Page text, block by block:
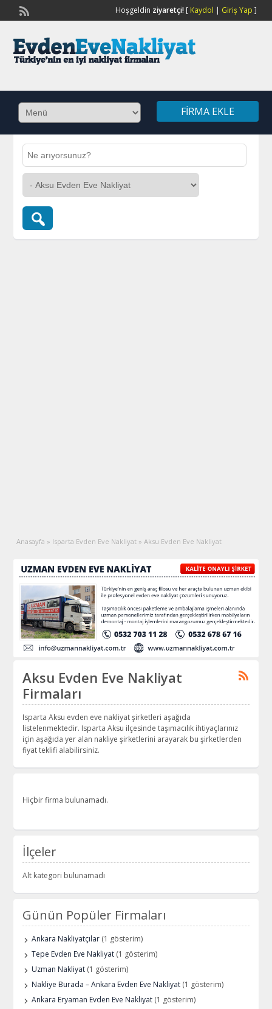
Hoşgeldin ziyaretçi![ Kaydol | Giriş Yap ]
FIRMA EKLE
Anasayfa » Isparta Evden Eve Nakliyat » Aksu Evden Eve Nakliyat
Aksu Evden Eve Nakliyat
Firmaları
Isparta Aksu evden eve nakliyat şirketleri aşağıda
listelenmektedir. Isparta Aksu ilçesinde taşımacılık ihtiyaçlarınız
için aşağıda yer alan nakliye şirketlerini arayarak bu şirketlerden
fiyat teklifi alabilirsiniz.
Hiçbir firma bulunamadı.
İlçeler
Alt kategori bulunamadı
Günün Popüler Firmaları
Ankara Nakliyatçılar (1 gösterim)
Tepe Evden Eve Nakliyat (1 gösterim)
Uzman Nakliyat (1 gösterim)
Nakliye Burada – Ankara Evden Eve Nakliyat (1 gösterim)
Ankara Eryaman Evden Eve Nakliyat (1 gösterim)